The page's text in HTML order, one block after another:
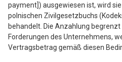
payment]) ausgewiesen ist, wird
polnischen Zivilgesetzbuchs
behandelt. Die Anzahlung
Forderungen des Unternehmens,
Vertragsbetrag gemäß diesen